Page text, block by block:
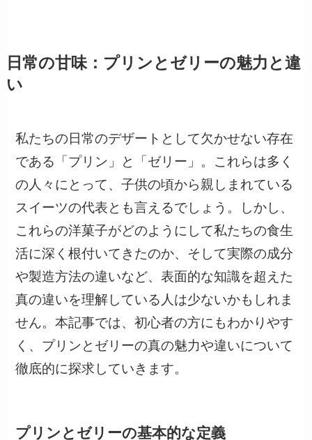
日常の甘味：プリンとゼリーの魅力と違
い
私たちの日常のデザートとして欠かせない存在
である「プリン」と「ゼリー」。これらは多く
の人々にとって、子供の頃から親しまれている
スイーツの代表とも言えるでしょう。しかし、
これらの洋菓子がどのようにして私たちの食生
活に深く根付いてきたのか、そして実際の成分
や製造方法の違いなど、表面的な知識を超えた
真の違いを理解している人は少ないかもしれま
せん。本記事では、初心者の方にもわかりやす
く、プリンとゼリーの真の魅力や違いについて
徹底的に探求していきます。
プリンとゼリーの基本的な定義